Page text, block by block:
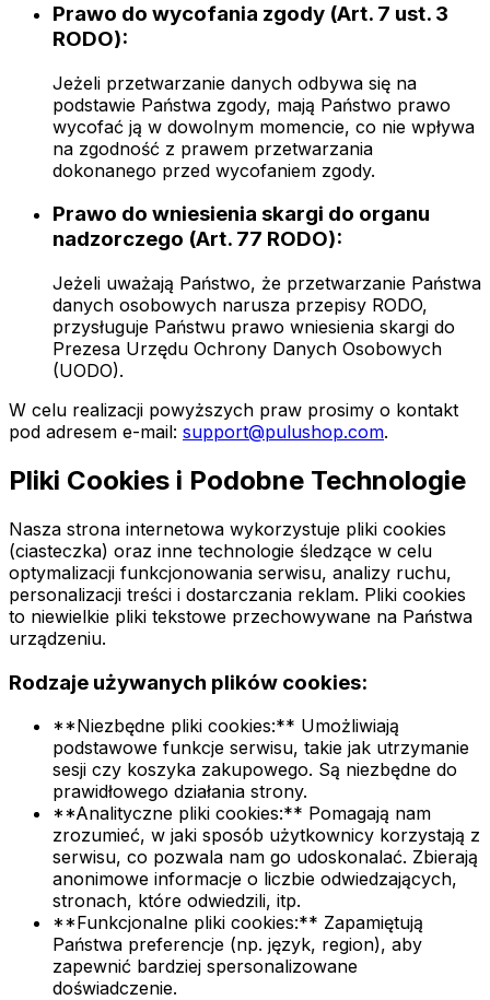
Prawo do wycofania zgody (Art. 7 ust. 3
RODO):
Jeżeli przetwarzanie danych odbywa się na
podstawie Państwa zgody, mają Państwo prawo
wycofać ją w dowolnym momencie, co nie wpływa
na zgodność z prawem przetwarzania
dokonanego przed wycofaniem zgody.
Prawo do wniesienia skargi do organu
nadzorczego (Art. 77 RODO):
Jeżeli uważają Państwo, że przetwarzanie Państwa
danych osobowych narusza przepisy RODO,
przysługuje Państwu prawo wniesienia skargi do
Prezesa Urzędu Ochrony Danych Osobowych
(UODO).
W celu realizacji powyższych praw prosimy o kontakt
pod adresem e-mail: support@pulushop.com.
Pliki Cookies i Podobne Technologie
Nasza strona internetowa wykorzystuje pliki cookies
(ciasteczka) oraz inne technologie śledzące w celu
optymalizacji funkcjonowania serwisu, analizy ruchu,
personalizacji treści i dostarczania reklam. Pliki cookies
to niewielkie pliki tekstowe przechowywane na Państwa
urządzeniu.
Rodzaje używanych plików cookies:
**Niezbędne pliki cookies:** Umożliwiają
podstawowe funkcje serwisu, takie jak utrzymanie
sesji czy koszyka zakupowego. Są niezbędne do
prawidłowego działania strony.
**Analityczne pliki cookies:** Pomagają nam
zrozumieć, w jaki sposób użytkownicy korzystają z
serwisu, co pozwala nam go udoskonalać. Zbierają
anonimowe informacje o liczbie odwiedzających,
stronach, które odwiedzili, itp.
**Funkcjonalne pliki cookies:** Zapamiętują
Państwa preferencje (np. język, region), aby
zapewnić bardziej spersonalizowane
doświadczenie.